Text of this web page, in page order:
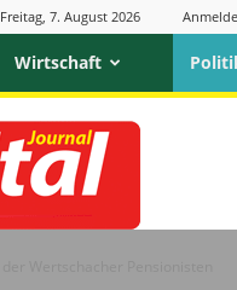
Freitag, 7. August 2026
Wirtschaft